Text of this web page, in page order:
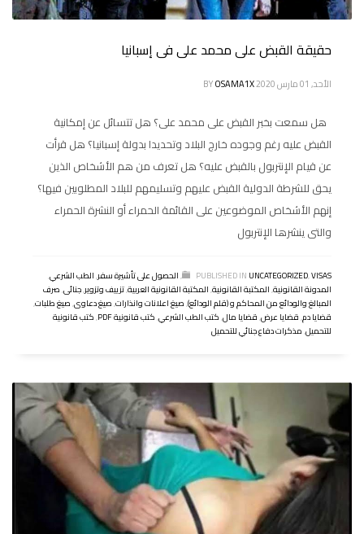
حقيقة القبض على محمد على فى إسبانيا
الأحد, 01 مارس 2020 BYOSAMA1X
هل سمعت بخبر القبض على محمد على؟ هل تتسائل عن إمكانية
القبض عليه رغم وجوده خارج البلاد وتحديدا بدولة إسبانيا؟ هل قرأت
عن قيام الإنتربول بالقبض عليه؟ هل تعرف من هم الأشخاص الذين
يحق للشرطة الدولية القبض عليهم وتسليمهم للبلاد المطلوبين فيها؟
إنهم الأشخاص الموضوعين على القائمة الحمراء أو النشرة الحمراء
والتى ينشرها الإنتربول
PUBLISHED IN UNCATEGORIZED,VISAS
,الحصول على تأشيرة سفر,الطب الشرعي,
المدونة القانونية,المكتبة القانونية,المكتبة القانونية العربية,تزييف وتزوير,جنائى,صرف
المبالغ والودائع من المحاكم و (قلم الودائع),صيغ اعلانات وانذارات,صيغ دعاوى,صيغ طلبات,
قضايا دم,قضايا عرض,قضايا مال,كتب الطب الشرعي,كتب قانونية PDF ,كتب قانونية
للتحميل,مذكرات دفاع جنائي للتحميل